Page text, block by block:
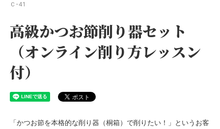
Ｃ-41
高級かつお節削り器セット
（オンライン削り方レッスン
付）
「かつお節を本格的な削り器（桐箱）で削りたい！」というお客